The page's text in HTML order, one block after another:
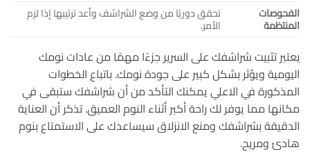
الفحوصات
المنتظمة
تحقق دوريًا من وضع الشراشف وأعد ترتيبها إذا لزم
الأمر.
يعتبر تثبيت شراشفك على السرير جزءًا مهمًا من عادات نومك
اليومية ويؤثر بشكل كبير على جودة نومك. باتباع الخطوات
المذكورة في الاعلي يمكنك التأكد من أن شراشفك ستبقى في
مكانها مما يوفر لك راحة أكبر أثناء النوم العميق. تذكر أن العناية
الدقيقة بشراشفك ومنع الانزلاق سيساعدك على الاستمتاع بنوم
هادئ ومريح.